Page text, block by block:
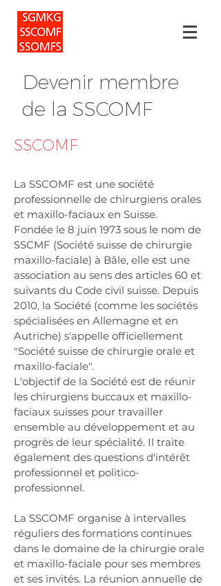
Devenir membre
de la SSCOMF
SSCOMF
La SSCOMF est une société
professionnelle de chirurgiens orales
et maxillo-faciaux en Suisse.
Fondée le 8 juin 1973 sous le nom de
SSCMF (Société suisse de chirurgie
maxillo-faciale) à Bâle, elle est une
association au sens des articles 60 et
suivants du Code civil suisse. Depuis
2010, la Société (comme les sociétés
spécialisées en Allemagne et en
Autriche) s'appelle officiellement
"Société suisse de chirurgie orale et
maxillo-faciale".
L'objectif de la Société est de réunir
les chirurgiens buccaux et maxillo-
faciaux suisses pour travailler
ensemble au développement et au
progrès de leur spécialité. Il traite
également des questions d'intérêt
professionnel et politico-
professionnel.
La SSCOMF organise à intervalles
réguliers des formations continues
dans le domaine de la chirurgie orale
et maxillo-faciale pour ses membres
et ses invités. La réunion annuelle de